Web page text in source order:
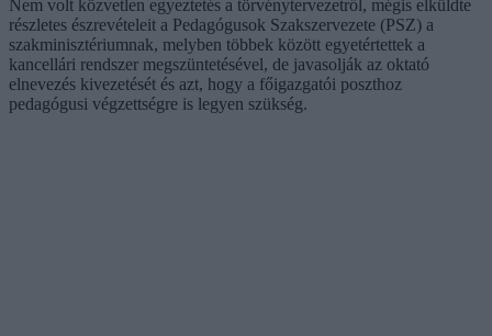
Nem volt közvetlen egyeztetés a törvénytervezetről, mégis elküldte
részletes észrevételeit a Pedagógusok Szakszervezete (PSZ) a
szakminisztériumnak, melyben többek között egyetértettek a
kancellári rendszer megszüntetésével, de javasolják az oktató
elnevezés kivezetését és azt, hogy a főigazgatói poszthoz
pedagógusi végzettségre is legyen szükség.